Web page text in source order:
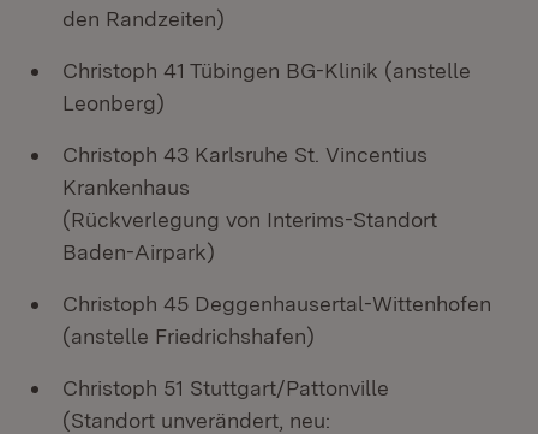
den Randzeiten)
Christoph 41 Tübingen BG-Klinik (anstelle
Leonberg)
Christoph 43 Karlsruhe St. Vincentius
Krankenhaus
(Rückverlegung von Interims-Standort
Baden-Airpark)
Christoph 45 Deggenhausertal-Wittenhofen
(anstelle Friedrichshafen)
Christoph 51 Stuttgart/Pattonville
(Standort unverändert, neu: